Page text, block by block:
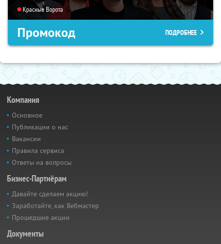
Красные Ворота
Промокод ПОДРОБНЕЕ
Компания
Основное
Публикации о нас
Вакансии
Правила сервиса
Ответы на вопросы
Бизнес-Партнёрам
Давайте сделаем акцию!
Заработайте, как Вебмастер
Прошедшие акции
Документы